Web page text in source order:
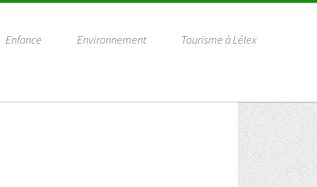
Enfance Environnement Tourisme à Lélex